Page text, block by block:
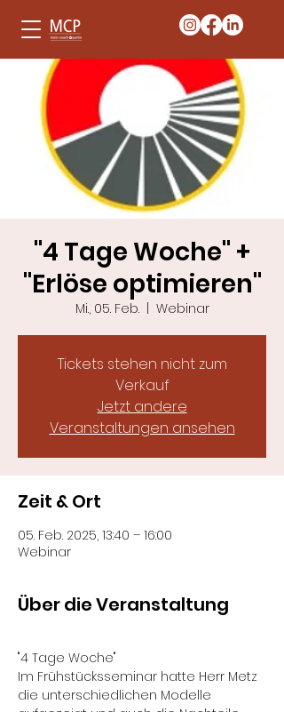
"4 Tage Woche" +
"Erlöse optimieren"
Mi., 05. Feb.
  |
Webinar
Tickets stehen nicht zum
Verkauf
Jetzt andere
Veranstaltungen ansehen
Zeit & Ort
05. Feb. 2025, 13:40 – 16:00
Webinar
Über die Veranstaltung
"4 Tage Woche"
Im Frühstücksseminar hatte Herr Metz
die unterschiedlichen Modelle